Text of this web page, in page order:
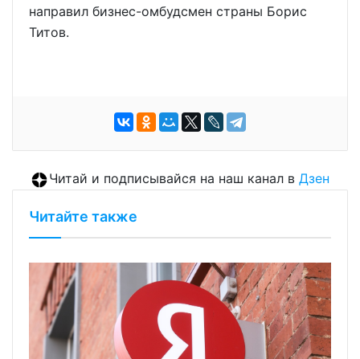
направил бизнес-омбудсмен страны Борис
Титов.
Читай и подписывайся на наш канал в Дзен
Читайте также